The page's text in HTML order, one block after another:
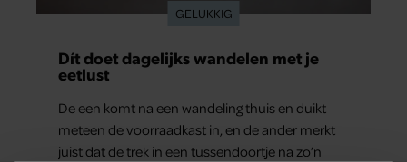
GELUKKIG
Dít doet dagelijks wandelen met je
eetlust
De een komt na een wandeling thuis en duikt
meteen de voorraadkast in, en de ander merkt
juist dat de trek in een tussendoortje na zo’n